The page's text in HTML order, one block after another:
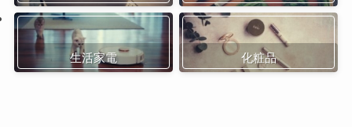
生活家電 化粧品